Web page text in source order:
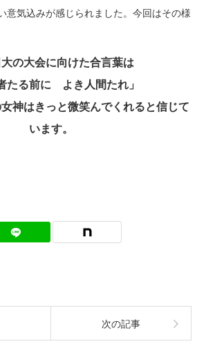
意気込みが感じられました。今回はその様
の大会に向けた合言葉は
たる前に よき人間たれ」
神はきっと微笑んでくれると信じて
います。
次の記事